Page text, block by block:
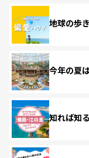
地球の歩
今年の夏
知れば知